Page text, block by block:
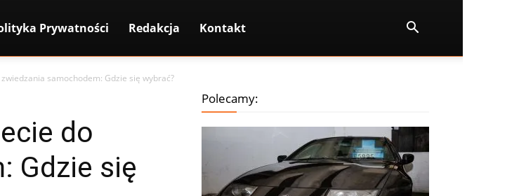
Prywatności Redakcja Kontakt
samochodem: Gdzie się wybrać?
do
Gdzie się
Polecamy: